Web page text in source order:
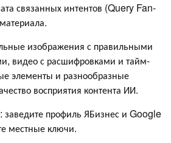
связанных интентов (Query Fan-
изображения с правильными
видео с расшифровками и тайм-
элементы и разнообразные
восприятия контента ИИ.
профиль ЯБизнес и Google
местные ключи.